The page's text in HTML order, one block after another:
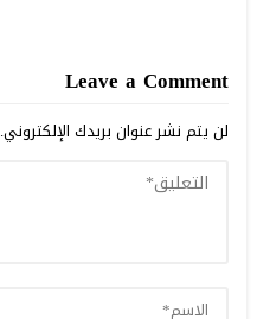
Leave a Comment
لن يتم نشر عنوان بريدك الإلكتروني.